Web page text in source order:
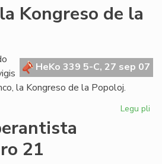
Kongreso de la
HeKo 339 5-C, 27 sep 07
la Kongreso de la Popoloj.
Legu pli
21